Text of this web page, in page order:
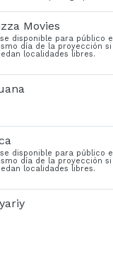
Movies
disponible para público
día de la proyección si
localidades libres.
disponible para público
día de la proyección si
localidades libres.